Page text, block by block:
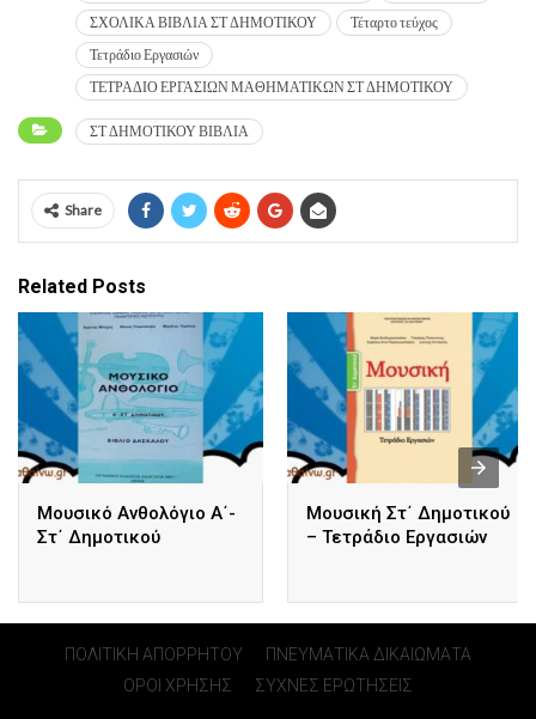
ΣΧΟΛΙΚΑ ΒΙΒΛΙΑ ΣΤ ΔΗΜΟΤΙΚΟΥ
Τέταρτο τεύχος
Τετράδιο Εργασιών
ΤΕΤΡΑΔΙΟ ΕΡΓΑΣΙΩΝ ΜΑΘΗΜΑΤΙΚΩΝ ΣΤ ΔΗΜΟΤΙΚΟΥ
ΣΤ ΔΗΜΟΤΙΚΟΥ ΒΙΒΛΙΑ
Share
Related Posts
Μουσικό Ανθολόγιο Α΄-
Στ΄ Δημοτικού
Μουσική Στ΄ Δημοτικού
– Τετράδιο Εργασιών
ΠΟΛΙΤΙΚΗ ΑΠΟΡΡΗΤΟΥ
ΠΝΕΥΜΑΤΙΚΑ ΔΙΚΑΙΩΜΑΤΑ
ΟΡΟΙ ΧΡΗΣΗΣ
ΣΥΧΝΕΣ ΕΡΩΤΗΣΕΙΣ